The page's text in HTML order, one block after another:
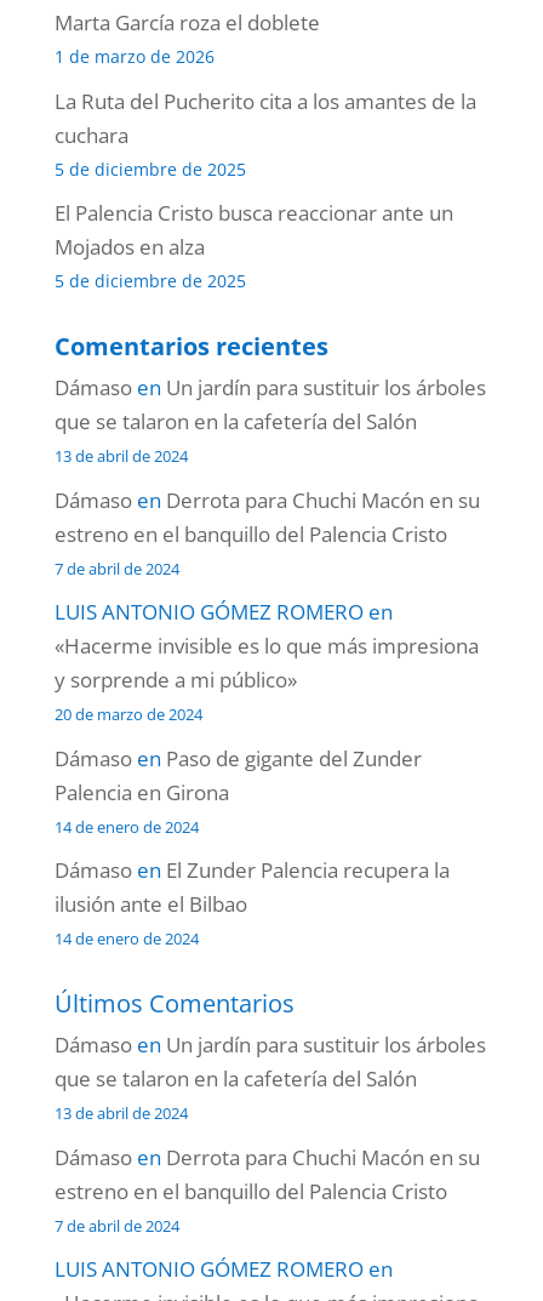
Marta García roza el doblete
1 de marzo de 2026
La Ruta del Pucherito cita a los amantes de la
cuchara
5 de diciembre de 2025
El Palencia Cristo busca reaccionar ante un
Mojados en alza
5 de diciembre de 2025
Comentarios recientes
Dámasoen Un jardín para sustituir los árboles
que se talaron en la cafetería del Salón
13 de abril de 2024
Dámasoen Derrota para Chuchi Macón en su
estreno en el banquillo del Palencia Cristo
7 de abril de 2024
LUIS ANTONIO GÓMEZ ROMEROen
«Hacerme invisible es lo que más impresiona
y sorprende a mi público»
20 de marzo de 2024
Dámasoen Paso de gigante del Zunder
Palencia en Girona
14 de enero de 2024
Dámasoen El Zunder Palencia recupera la
ilusión ante el Bilbao
14 de enero de 2024
Últimos Comentarios
Dámasoen Un jardín para sustituir los árboles
que se talaron en la cafetería del Salón
13 de abril de 2024
Dámasoen Derrota para Chuchi Macón en su
estreno en el banquillo del Palencia Cristo
7 de abril de 2024
LUIS ANTONIO GÓMEZ ROMEROen